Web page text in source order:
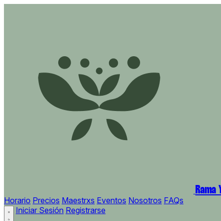
Rama
Horario Precios Maestrxs Eventos Nosotros FAQs
Iniciar Sesión Registrarse